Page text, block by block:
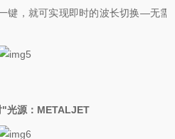
键，就可实现即时的波长切换—无需
"光源：METALJET